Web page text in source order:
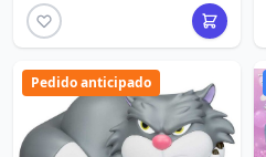
Pedido anticipado